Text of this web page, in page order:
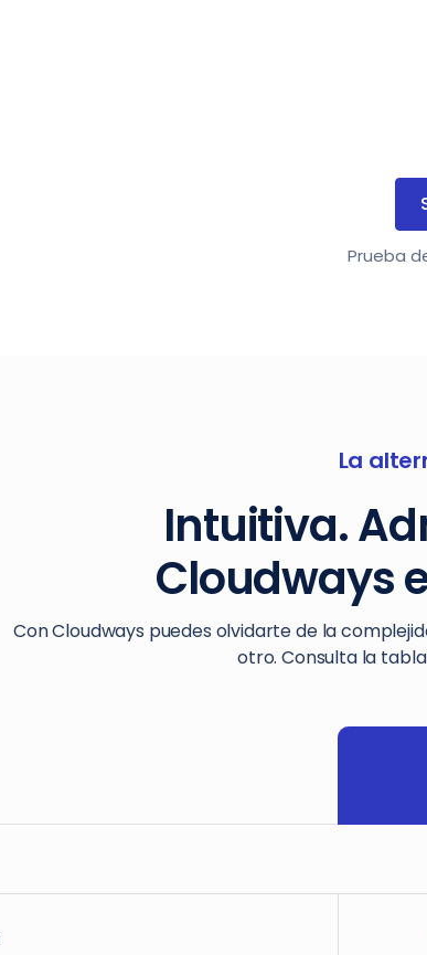
Prueba
La
Intuitiva.
Cloudways
Con Cloudways puedes olvidarte de la
otro. Consulta la